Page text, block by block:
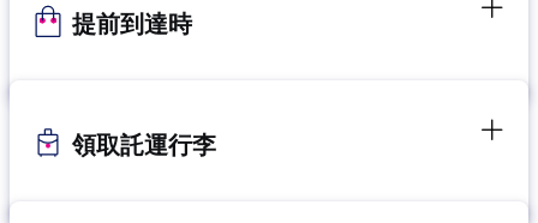
提前到達時
領取託運行李